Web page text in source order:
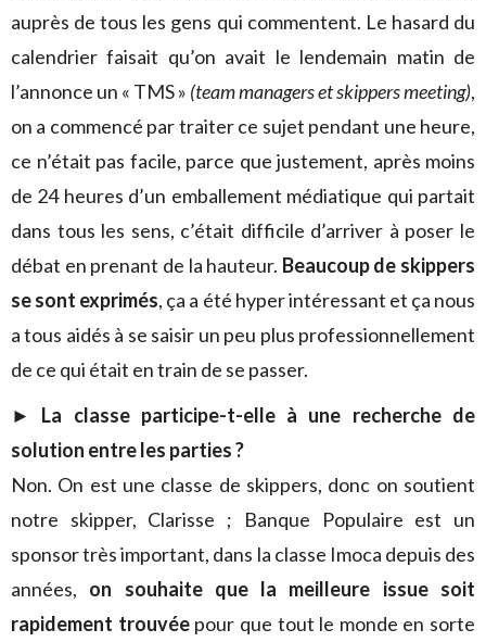
auprès de tous les gens qui commentent. Le hasard du
calendrier faisait qu’on avait le lendemain matin de
l’annonce un « TMS » (team managers et skippers meeting),
on a commencé par traiter ce sujet pendant une heure,
ce n’était pas facile, parce que justement, après moins
de 24 heures d’un emballement médiatique qui partait
dans tous les sens, c’était difficile d’arriver à poser le
débat en prenant de la hauteur. Beaucoup de skippers
se sont exprimés, ça a été hyper intéressant et ça nous
a tous aidés à se saisir un peu plus professionnellement
de ce qui était en train de se passer.
► La classe participe-t-elle à une recherche de
solution entre les parties ?
Non. On est une classe de skippers, donc on soutient
notre skipper, Clarisse ; Banque Populaire est un
sponsor très important, dans la classe Imoca depuis des
années, on souhaite que la meilleure issue soit
rapidement trouvéepour que tout le monde en sorte